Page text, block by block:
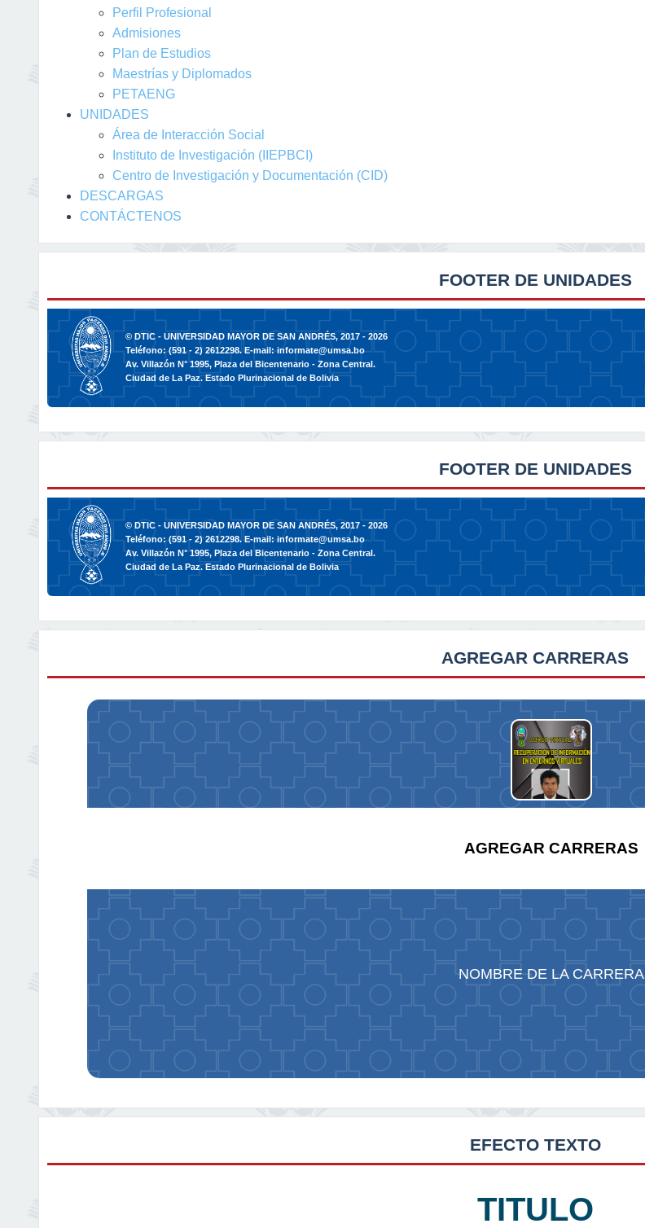
Perfil Profesional
Admisiones
Plan de Estudios
Maestrías y Diplomados
PETAENG
UNIDADES
Área de Interacción Social
Instituto de Investigación (IIEPBCI)
Centro de Investigación y Documentación (CID)
DESCARGAS
CONTÁCTENOS
FOOTER DE UNIDADES
© DTIC - UNIVERSIDAD MAYOR DE SAN ANDRÉS, 2017 - 2026
Teléfono: (591 - 2) 2612298. E-mail:informate@umsa.bo
Av. Villazón N° 1995, Plaza del Bicentenario - Zona Central.
Ciudad de La Paz. Estado Plurinacional de Bolivia
FOOTER DE UNIDADES
© DTIC - UNIVERSIDAD MAYOR DE SAN ANDRÉS, 2017 - 2026
Teléfono: (591 - 2) 2612298. E-mail:informate@umsa.bo
Av. Villazón N° 1995, Plaza del Bicentenario - Zona Central.
Ciudad de La Paz. Estado Plurinacional de Bolivia
AGREGAR CARRERAS
AGREGAR CARRERAS
NOMBRE DE LA CARRERA
EFECTO TEXTO
TITULO